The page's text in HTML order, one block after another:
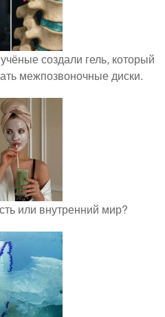
создали гель, который
межпозвоночные диски.
или внутренний мир?